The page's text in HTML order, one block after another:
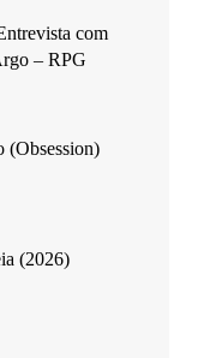
com
– RPG
(Obsession)
(2026)